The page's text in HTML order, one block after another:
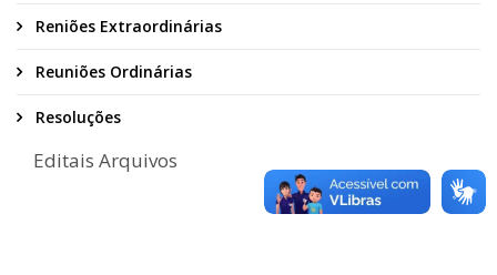
Reniões Extraordinárias
Reuniões Ordinárias
Resoluções
Editais Arquivos